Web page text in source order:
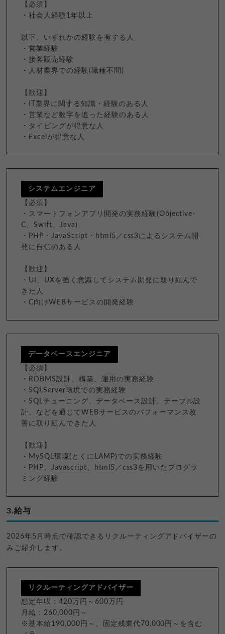
【必須】
・社会人経験1年以上
以下、いずれかの経験を有する人
・営業経験
・接客販売経験
・人材業界での経験(職種不問)
【歓迎】
・IT業界に関する知識・経験のある人
・営業など数字を追った経験のある人
・タイピングが得意な人
・Excelが得意な人
システムエンジニア
【必須】
・スマートフォンアプリ開発の実務経験(Objective-
C、Swift、Java)
・PHP・JavaScript・html5／css3によるシステム開
発に自信のある人
【歓迎】
・UI、UXを強く意識してシステム開発に取り組んで
きた人
・C向けWEBサービスの開発経験
データベースエンジニア
【必須】
・RDBMS設計、構築、運用の実務経験
・SQLServer環境での実務経験
・SQLチューニング、データベース設計、テーブル設
計、などを通じてWEBサービスのパフォーマンス改
善に取り組んできた人
【歓迎】
・MySQL環境(とくにLAMP)での実務経験
・PHP、Javascript、html5／css3を用いたプログラ
ミング経験
3.給与
2026年5月時点で確認できるリクルーティングアドバイザーの
みご紹介します。
リクルーティングアドバイザー
想定年収：420万円～600万円
月給：260,000円～
※基本給190,000円～、固定残業代70,000円～を含む